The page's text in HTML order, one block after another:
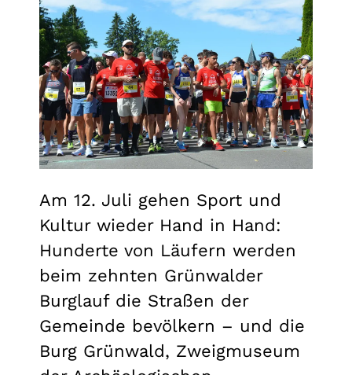
Am 12. Juli gehen Sport und
Kultur wieder Hand in Hand:
Hunderte von Läufern werden
beim zehnten Grünwalder
Burglauf die Straßen der
Gemeinde bevölkern – und die
Burg Grünwald, Zweigmuseum